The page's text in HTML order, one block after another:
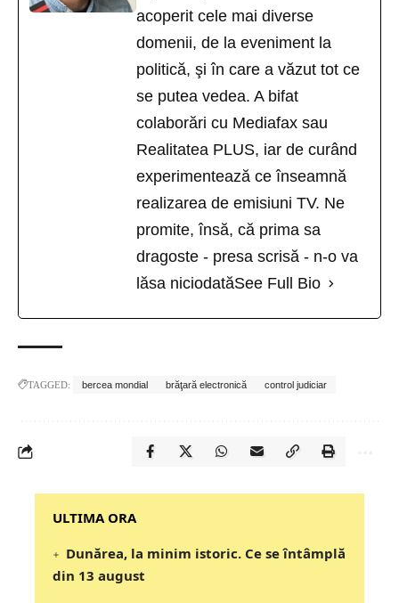
acoperit cele mai diverse
domenii, de la eveniment la
politică, şi în care a văzut tot ce
se putea vedea. A bifat
colaborări cu Mediafax sau
Realitatea PLUS, iar de curând
experimentează ce înseamnă
realizarea de emisiuni TV. Ne
promite, însă, că prima sa
dragoste - presa scrisă - n-o va
lăsa niciodatăSee Full Bio
TAGGED: bercea mondial brăţară electronică control judiciar
‎‎‎‎‎‎‎ULTIMA ORA
Dunărea, la minim istoric. Ce se întâmplă
din 13 august